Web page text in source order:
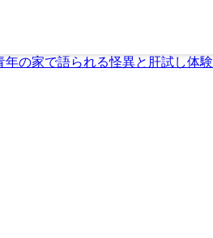
の家で語られる怪異と肝試し体験